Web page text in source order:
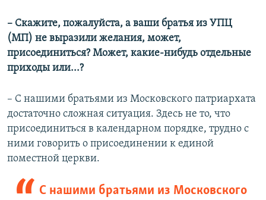
– Скажите, пожалуйста, а ваши братья из УПЦ
(МП) не выразили желания, может,
присоединиться? Может, какие-нибудь отдельные
приходы или...?
– С нашими братьями из Московского патриархата
достаточно сложная ситуация. Здесь не то, что
присоединиться в календарном порядке, трудно с
ними говорить о присоединении к единой
поместной церкви.
С нашими братьями из Московского